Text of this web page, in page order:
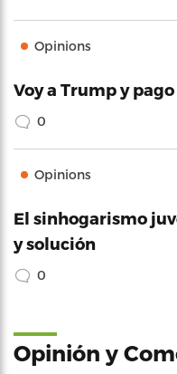
Opinions
Voy a Trump y
0
Opinions
El sinhogarismo
y solución
0
Opinión y